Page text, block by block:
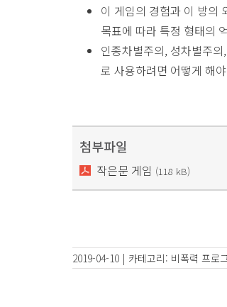
이 게임의 경험과 이 방의
목표에 따라 특정 형태의
인종차별주의, 성차별주
로 사용하려면 어떻게 해
첨부파일
작은문 게임 (118 kB)
2019-04-10 | 카테고리: 비폭력 프로